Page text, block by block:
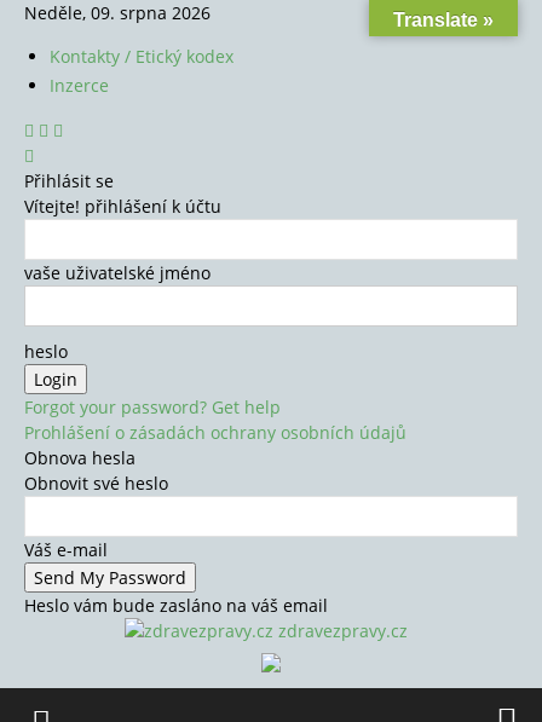
Neděle, 09. srpna 2026
Kontakty / Etický kodex
Inzerce
Přihlásit se
Vítejte! přihlášení k účtu
vaše uživatelské jméno
heslo
Forgot your password? Get help
Prohlášení o zásadách ochrany osobních údajů
Obnova hesla
Obnovit své heslo
Váš e-mail
Heslo vám bude zasláno na váš email
zdravezpravy.cz
Translate »